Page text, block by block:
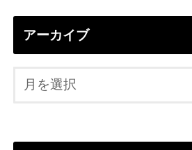
アーカイブ